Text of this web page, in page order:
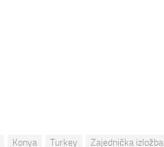
Konya Turkey Zajednička izložba